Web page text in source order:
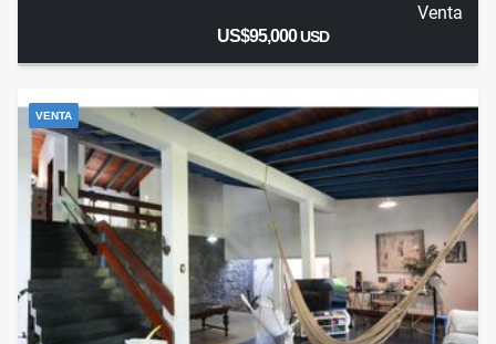
Venta
US$95,000USD
VENTA